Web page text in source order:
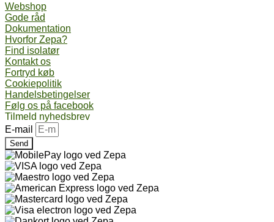
Webshop
Gode råd
Dokumentation
Hvorfor Zepa?
Find isolatør
Kontakt os
Fortryd køb
Cookiepolitik
Handelsbetingelser
Følg os på facebook
Tilmeld nyhedsbrev
E-mail
Send